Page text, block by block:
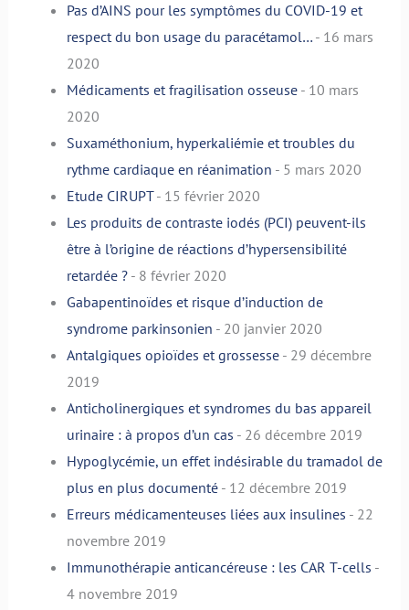
Pas d’AINS pour les symptômes du COVID-19 et
respect du bon usage du paracétamol…- 16 mars
2020
Médicaments et fragilisation osseuse- 10 mars
2020
Suxaméthonium, hyperkaliémie et troubles du
rythme cardiaque en réanimation - 5 mars 2020
Etude CIRUPT- 15 février 2020
Les produits de contraste iodés (PCI) peuvent-ils
être à l’origine de réactions d’hypersensibilité
retardée ?- 8 février 2020
Gabapentinoïdes et risque d’induction de
syndrome parkinsonien - 20 janvier 2020
Antalgiques opioïdes et grossesse- 29 décembre
2019
Anticholinergiques et syndromes du bas appareil
urinaire : à propos d’un cas - 26 décembre 2019
Hypoglycémie, un effet indésirable du tramadol de
plus en plus documenté- 12 décembre 2019
Erreurs médicamenteuses liées aux insulines - 22
novembre 2019
Immunothérapie anticancéreuse : les CAR T-cells -
4 novembre 2019